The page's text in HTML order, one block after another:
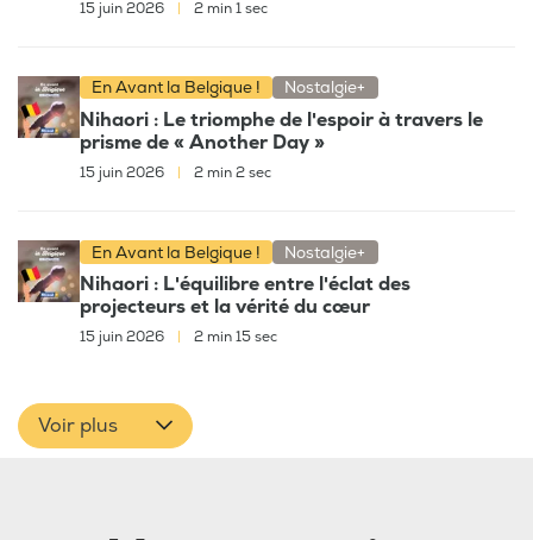
15 juin 2026 2 min 1 sec
En Avant la Belgique ! Nostalgie+
Nihaori : Le triomphe de l'espoir à travers le
prisme de « Another Day »
15 juin 2026 2 min 2 sec
En Avant la Belgique ! Nostalgie+
Nihaori : L'équilibre entre l'éclat des
projecteurs et la vérité du cœur
15 juin 2026 | 2 min 15 sec
Voir plus